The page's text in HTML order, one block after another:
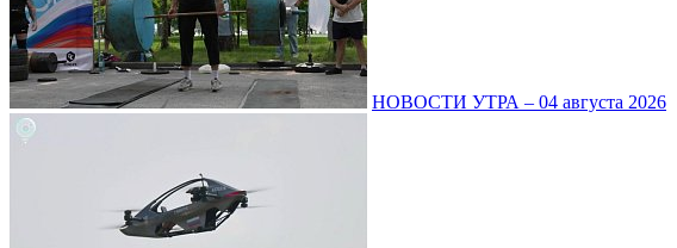
НОВОСТИ УТРА – 04 августа 2026